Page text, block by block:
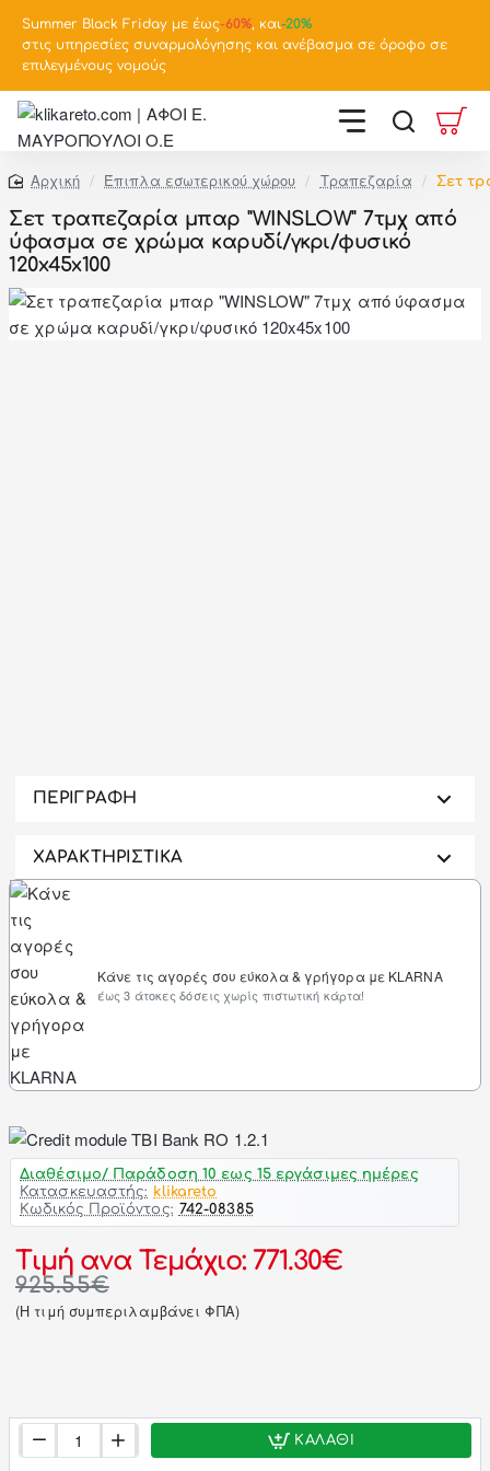
Summer Black Friday με έως-60%, και-20%
στις υπηρεσίες συναρμολόγησης και ανέβασμα σε όροφο σε
επιλεγμένους νομούς
home
Έπιπλα εσωτερικού χώρου Τραπεζαρία Σετ
Σετ τραπεζαρία μπαρ "WINSLOW" 7τμχ από
ύφασμα σε χρώμα καρυδί/γκρι/φυσικό
120x45x100
ΠΕΡΙΓΡΑΦΗ
ΧΑΡΑΚΤΗΡΙΣΤΙΚΑ
Κάνε τις αγορές σου εύκολα & γρήγορα με KLARNA
έως 3 άτοκες δόσεις χωρίς πιστωτική κάρτα!
Διαθέσιμο/ Παράδοση 10 εως 15 εργάσιμες ημέρες
Κατασκευαστής: klikareto
Κωδικός Προϊόντος: 742-08385
Τιμή ανα Τεμάχιο: 771.30€
925.55€
(H τιμή συμπεριλαμβάνει ΦΠΑ)
ΚΑΛΆΘΙ